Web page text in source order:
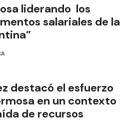
liderando los
salariales de la
destacó el esfuerzo
en un contexto
de recursos